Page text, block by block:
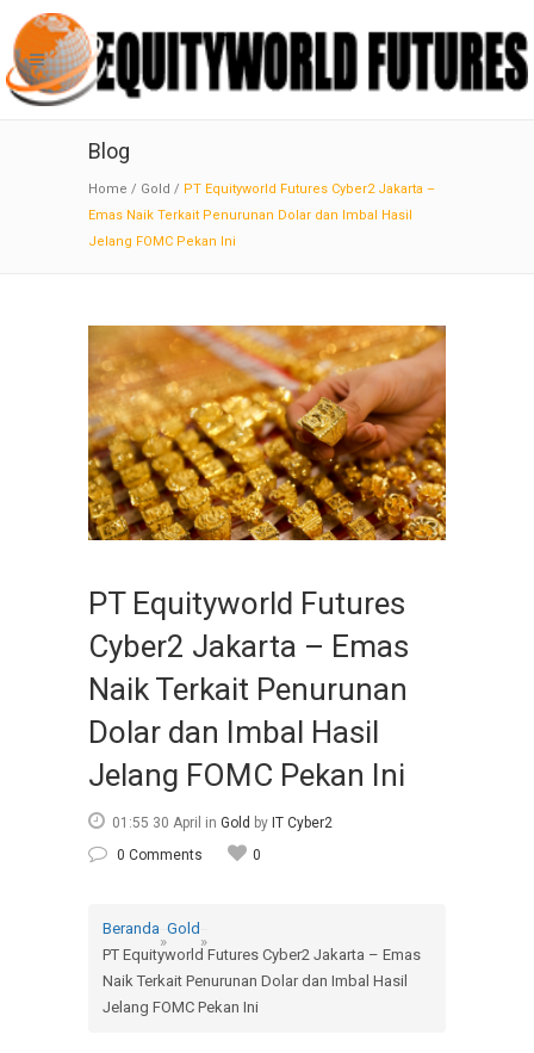
Blog
Home / Gold / PT Equityworld Futures Cyber2 Jakarta –
Emas Naik Terkait Penurunan Dolar dan Imbal Hasil
Jelang FOMC Pekan Ini
PT Equityworld Futures
Cyber2 Jakarta – Emas
Naik Terkait Penurunan
Dolar dan Imbal Hasil
Jelang FOMC Pekan Ini
01:55 30 April in Gold by IT Cyber2
0 Comments
0
Beranda
»
Gold
»
PT Equityworld Futures Cyber2 Jakarta – Emas
Naik Terkait Penurunan Dolar dan Imbal Hasil
Jelang FOMC Pekan Ini